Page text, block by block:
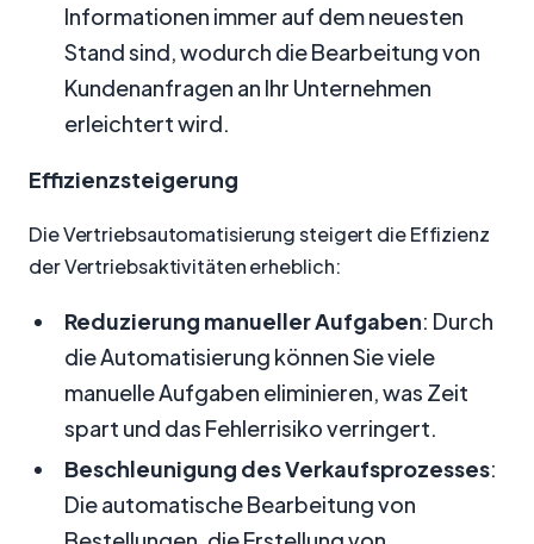
Informationen immer auf dem neuesten
Stand sind, wodurch die Bearbeitung von
Kundenanfragen an Ihr Unternehmen
erleichtert wird.
Effizienzsteigerung
Die Vertriebsautomatisierung steigert die Effizienz
der Vertriebsaktivitäten erheblich:
Reduzierung manueller Aufgaben: Durch
die Automatisierung können Sie viele
manuelle Aufgaben eliminieren, was Zeit
spart und das Fehlerrisiko verringert.
Beschleunigung des Verkaufsprozesses:
Die automatische Bearbeitung von